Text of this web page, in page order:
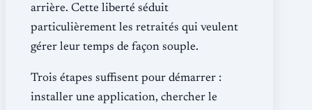
arrière. Cette liberté séduit
particulièrement les retraités qui veulent
gérer leur temps de façon souple.
Trois étapes suffisent pour démarrer :
installer une application, chercher le